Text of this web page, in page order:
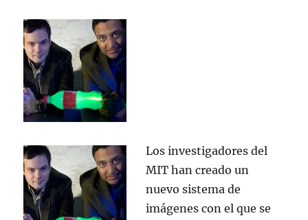
Los investigadores del
MIT han creado un
nuevo sistema de
imágenes con el que se